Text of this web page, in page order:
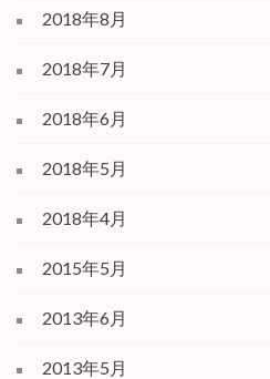
2018年8月
2018年7月
2018年6月
2018年5月
2018年4月
2015年5月
2013年6月
2013年5月